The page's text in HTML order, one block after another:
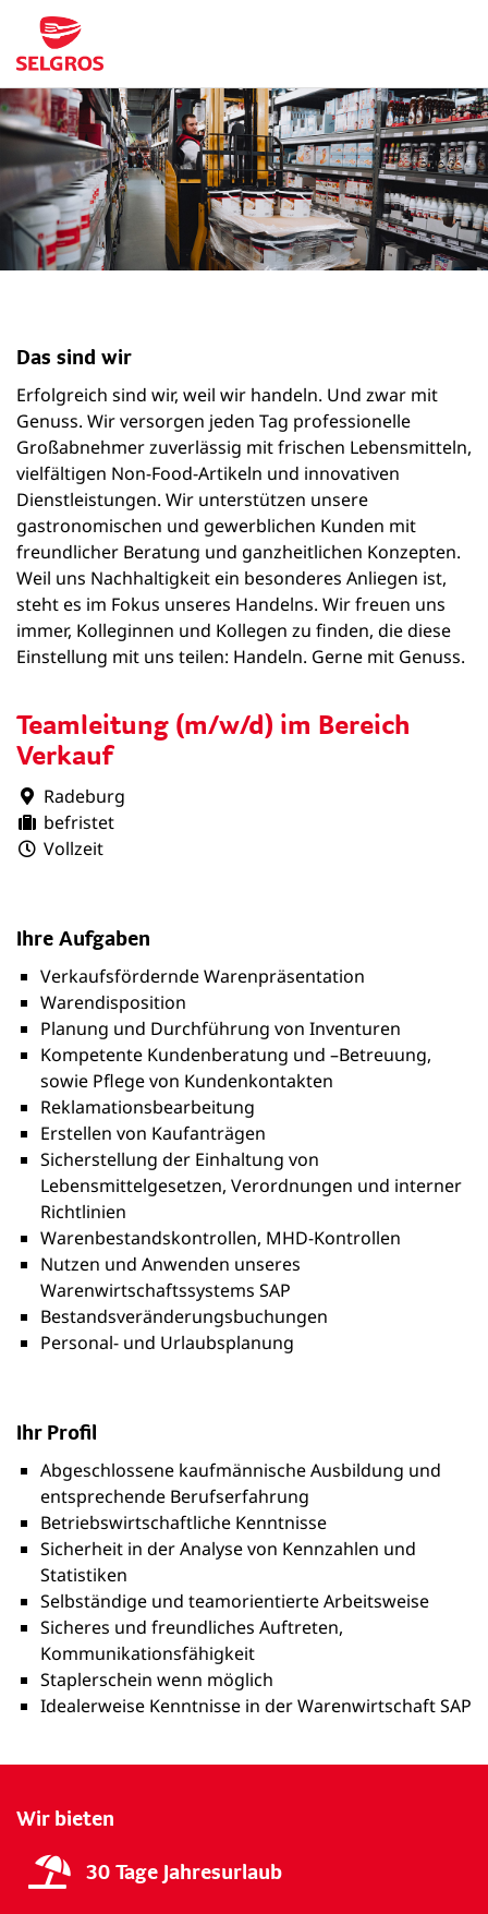
Teamleitung (m/w/d) im Bereich
Verkauf
Radeburg
befristet
Vollzeit
Das sind wir
Erfolgreich sind wir, weil wir handeln. Und zwar mit
Genuss. Wir versorgen jeden Tag professionelle
Großabnehmer zuverlässig mit frischen Lebensmitteln,
vielfältigen Non-Food-Artikeln und innovativen
Dienstleistungen. Wir unterstützen unsere
gastronomischen und gewerblichen Kunden mit
freundlicher Beratung und ganzheitlichen Konzepten.
Weil uns Nachhaltigkeit ein besonderes Anliegen ist,
steht es im Fokus unseres Handelns. Wir freuen uns
immer, Kolleginnen und Kollegen zu finden, die diese
Einstellung mit uns teilen: Handeln. Gerne mit Genuss.
Ihre Aufgaben
Verkaufsfördernde Warenpräsentation
Warendisposition
Planung und Durchführung von Inventuren
Kompetente Kundenberatung und –Betreuung,
sowie Pflege von Kundenkontakten
Reklamationsbearbeitung
Erstellen von Kaufanträgen
Sicherstellung der Einhaltung von
Lebensmittelgesetzen, Verordnungen und interner
Richtlinien
Warenbestandskontrollen, MHD-Kontrollen
Nutzen und Anwenden unseres
Warenwirtschaftssystems SAP
Bestandsveränderungsbuchungen
Personal- und Urlaubsplanung
Ihr Profil
Abgeschlossene kaufmännische Ausbildung und
entsprechende Berufserfahrung
Betriebswirtschaftliche Kenntnisse
Sicherheit in der Analyse von Kennzahlen und
Statistiken
Selbständige und teamorientierte Arbeitsweise
Sicheres und freundliches Auftreten,
Kommunikationsfähigkeit
Staplerschein wenn möglich
Idealerweise Kenntnisse in der Warenwirtschaft SAP
Wir bieten
30 Tage Jahresurlaub